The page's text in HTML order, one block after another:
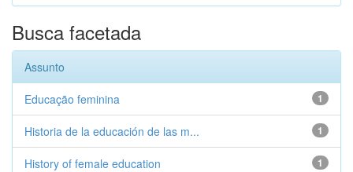
Busca facetada
Assunto
1
Educação feminina
1
Historia de la educación de las m...
1
History of female education